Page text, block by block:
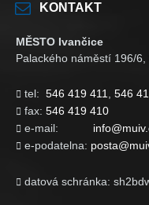
KONTAKT
MĚSTO Ivančice
Palackého náměstí 196/
 tel: 546 419 411 546
 fax: 546 419 410
 e-mail:
 e-podatelna:
 datová schránka: